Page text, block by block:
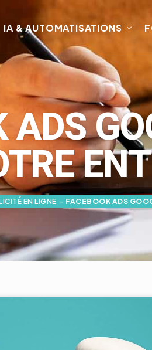
IA & AUTOMATISATIONS
ADS
EN LIGNE - FACEBOOK ADS